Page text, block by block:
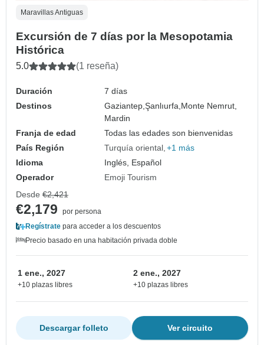
Maravillas Antiguas
Excursión de 7 días por la Mesopotamia
Histórica
5.0 (1 reseña)
Duración
7 días
Destinos
Gaziantep,Şanlıurfa, Monte Nemrut,
Mardin
Franja de edad
Todas las edades son bienvenidas
País Región
Turquía oriental +1 más
Idioma
Inglés, Español
Operador
Emoji Tourism
Desde €2,421
€2,179
por persona
Regístrate para acceder a los descuentos
Precio basado en una habitación privada doble
1 ene., 2027
+10 plazas libres
2 ene., 2027
+10 plazas libres
Ver circuito
Descargar folleto